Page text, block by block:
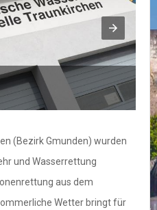
(Bezirk Gmunden) wurden
und Wasserrettung
aus dem
Wetter bringt für